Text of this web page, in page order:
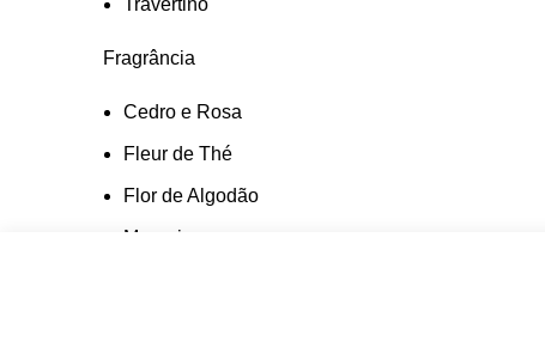
Travertino
Fragrância
Cedro e Rosa
Fleur de Thé
Flor de Algodão
Marquise